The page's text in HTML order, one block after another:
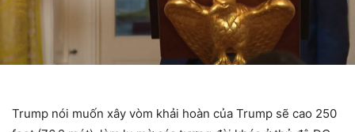
Trump nói muốn xây vòm khải hoàn của Trump sẽ cao 250